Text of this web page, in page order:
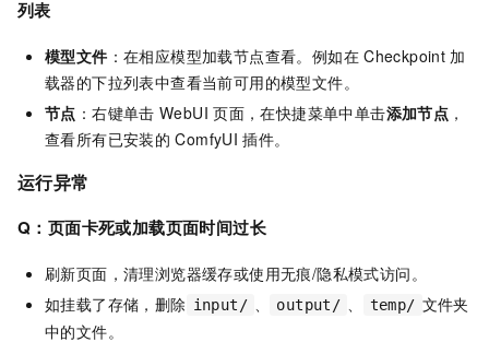
列表
模型文件 ：在相应模型加载节点查看。例如在 Checkpoint 加
载器的下拉列表中查看当前可用的模型文件。
节点 ：右键单击 WebUI 页面，在快捷菜单中单击添加节点 ，
查看所有已安装的 ComfyUI 插件。
运行异常
Q：页面卡死或加载页面时间过长
刷新页面，清理浏览器缓存或使用无痕/隐私模式访问。
如挂载了存储，删除 input/ 、 output/ 、 temp/ 文件夹
中的文件。